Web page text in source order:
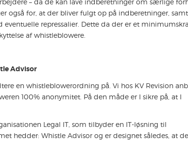
– da de kan lave indberetninger om særlige
også for, at der bliver fulgt op på indberetninger,
repressalier. Dette da der er et
af whistleblowere.
Advisor
en whistleblowerordning på. Vi hos KV Revision
100% anonymitet. På den måde er I sikre på, at I
Legal IT, som tilbyder en IT-løsning til
hedder: Whistle Advisor og er designet således, at